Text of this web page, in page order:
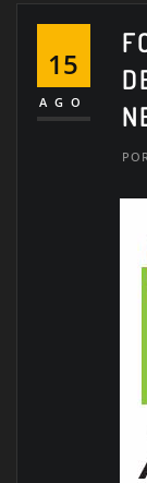
15
AGO